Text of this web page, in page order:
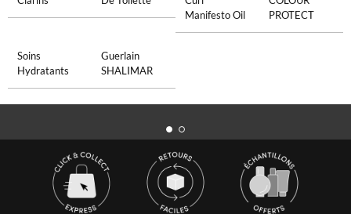
Manifesto Oil
PROTECT
Soins
Hydratants
Guerlain
SHALIMAR